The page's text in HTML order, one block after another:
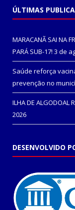
ÚLTIMAS
MARACANÃ SAI NA
PARÁ SUB-17! 3 de
Saúde reforça
prevenção no
ILHA DE ALGODOAL
2026
DESENVOLVIDO